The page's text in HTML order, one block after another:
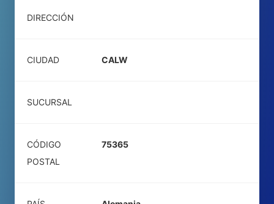
DIRECCIÓN
CIUDAD CALW
SUCURSAL
CÓDIGO
POSTAL
75365